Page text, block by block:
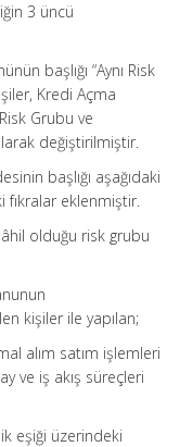
3 üncü
başlığı “Aynı Risk
Kredi Açma
Grubu ve
değiştirilmiştir.
başlığı aşağıdaki
fıkralar eklenmiştir.
olduğu risk grubu
kişiler ile yapılan;
alım satım işlemleri
ve iş akış süreçleri
eşiği üzerindeki